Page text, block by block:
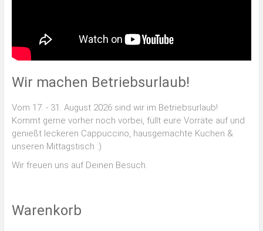
Wir machen Betriebsurlaub!
Vom 17. - 31. August 2026 sind wir im Betriebsurlaub!
Kommt gerne vorher noch vorbei, füllt eure Vorräte auf und
genießt leckeren Cappuccino, hausgemachte Kuchen &
unseren Mittagstisch :)
Wir freuen uns auf Deinen Besuch.
Warenkorb